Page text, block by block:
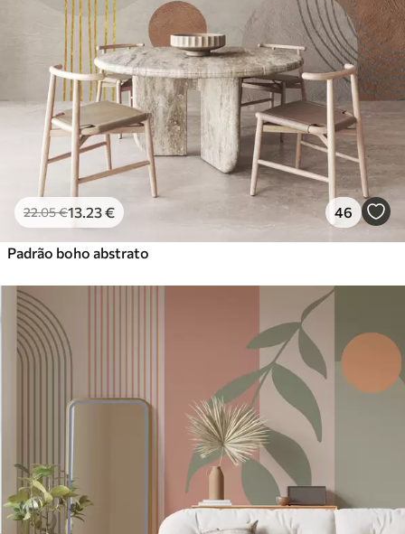
Premium
34 .00 € /m²
Vinil Premium
65.00 /m²
Peel and Stick
81.6749.00€/m²
22.05€13 .23€ 46
Padrão boho abstrato